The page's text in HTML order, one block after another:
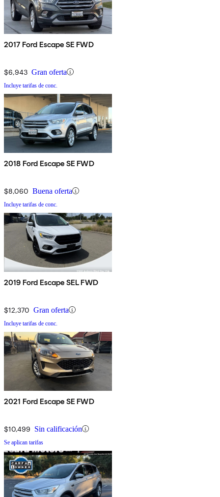
2017 Ford Escape SE FWD
$6,943 Gran oferta
Incluye tarifas de conc.
2018 Ford Escape SE FWD
$8,060 Buena oferta
Incluye tarifas de conc.
2019 Ford Escape SEL FWD
$12,370 Gran oferta
Incluye tarifas de conc.
2021 Ford Escape SE FWD
$10,499 Sin calificación
Se aplican tarifas